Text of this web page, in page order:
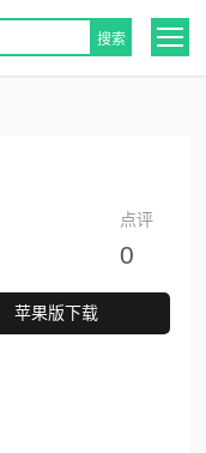
点评
0
苹果版下载